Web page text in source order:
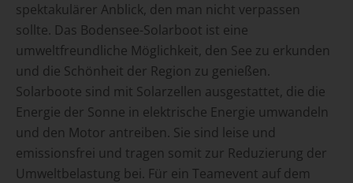
spektakulärer Anblick, den man nicht verpassen
sollte. Das Bodensee-Solarboot ist eine
umweltfreundliche Möglichkeit, den See zu erkunden
und die Schönheit der Region zu genießen.
Solarboote sind mit Solarzellen ausgestattet, die die
Energie der Sonne in elektrische Energie umwandeln
und den Motor antreiben. Sie sind leise und
emissionsfrei und tragen somit zur Reduzierung der
Umweltbelastung bei. Für ein Teamevent auf dem